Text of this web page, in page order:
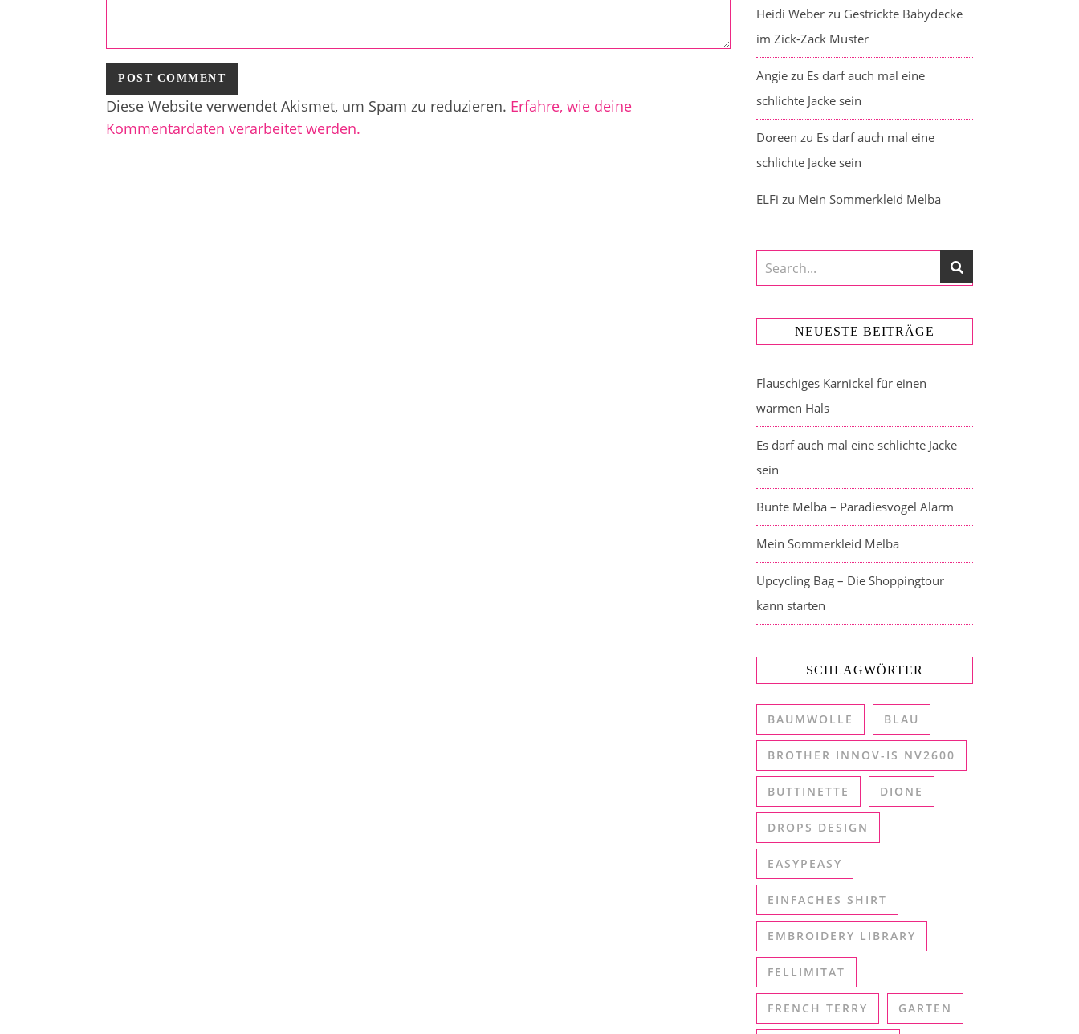
Diese Website verwendet Akismet, um Spam zu reduzieren. Erfahre, wie deine
Kommentardaten verarbeitet werden.
Heidi Weber zu Gestrickte Babydecke
im Zick-Zack Muster
Angie zu Es darf auch mal eine
schlichte Jacke sein
Doreen zu Es darf auch mal eine
schlichte Jacke sein
ELFi zu Mein Sommerkleid Melba
NEUESTE BEITRÄGE
Flauschiges Karnickel für einen
warmen Hals
Es darf auch mal eine schlichte Jacke
sein
Bunte Melba – Paradiesvogel Alarm
Mein Sommerkleid Melba
Upcycling Bag – Die Shoppingtour
kann starten
SCHLAGWÖRTER
BAUMWOLLE BLAU
BROTHER INNOV-IS NV2600
BUTTINETTE DIONE
DROPS DESIGN
EASYPEASY
EINFACHES SHIRT
EMBROIDERY LIBRARY
FELLIMITAT
FRENCH TERRY GARTEN